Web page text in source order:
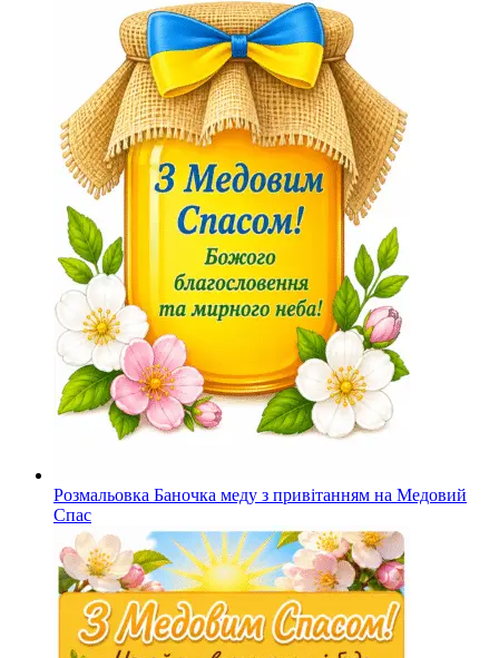
Розмальовка Баночка меду з привітанням на Медовий
Спас